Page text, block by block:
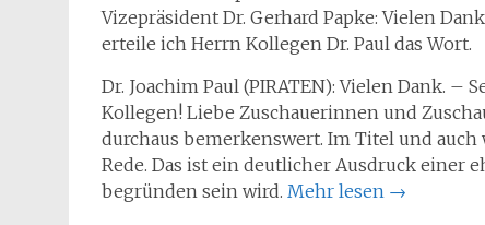
Vizepräsident Dr. Gerhard Papke: Vielen
erteile ich Herrn Kollegen Dr. Paul das Wort.
Dr. Joachim Paul (PIRATEN): Vielen Dank.
Kollegen! Liebe Zuschauerinnen und
durchaus bemerkenswert. Im Titel und
Rede. Das ist ein deutlicher Ausdruck einer
begründen sein wird. Mehr lesen →